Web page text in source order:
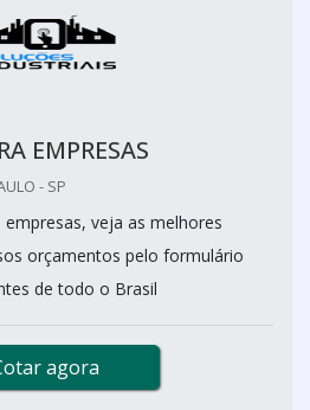
EMPRESAS
- SP
empresas, veja as melhores
orçamentos pelo formulário
de todo o Brasil
agora